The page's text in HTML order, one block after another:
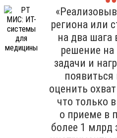
региона или
на два шага
решение на
задачи и
оценить
что только
о приеме в
более 1